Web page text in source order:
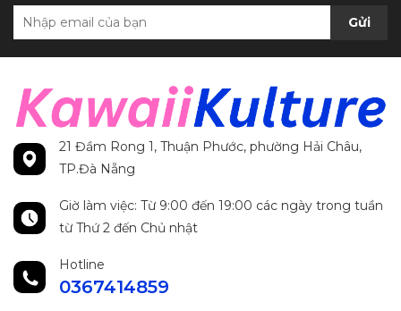
Gửi
21 Đầm Rong 1, Thuận Phước, phường Hải Châu,
TP.Đà Nẵng
Giờ làm việc: Từ 9:00 đến 19:00 các ngày trong tuần
từ Thứ 2 đến Chủ nhật
Hotline
0367414859